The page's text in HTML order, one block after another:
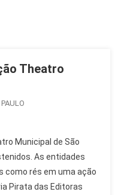
Theatro
Municipal de São
As entidades
rés em uma ação
Pirata das Editoras